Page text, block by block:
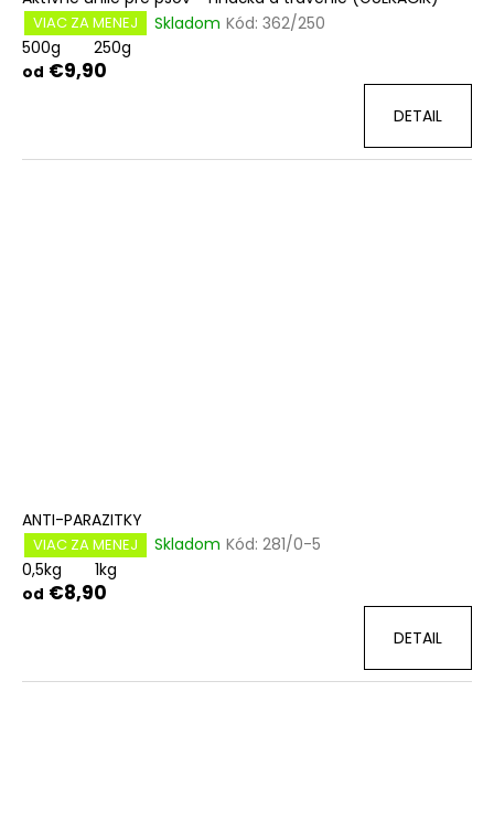
VIAC ZA MENEJ Skladom Kód: 362/250
500g
250g
od €9,90
DETAIL
ANTI-PARAZITKY
VIAC ZA MENEJ Skladom Kód: 281/0-5
0,5kg
1kg
od €8,90
DETAIL